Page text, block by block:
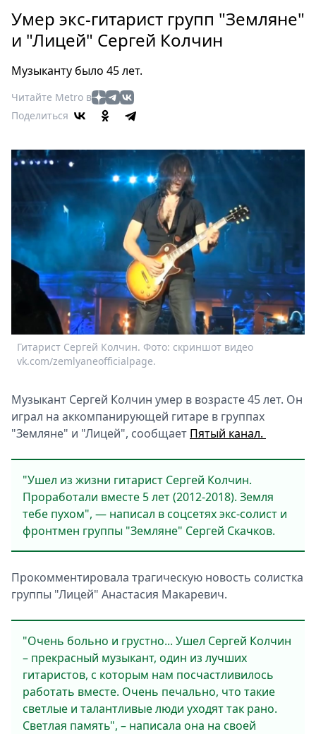
Россия
Мир
Еда
Туризм
Мода
Кино
Афиша
Книги
Выставки
Пресс-
релизы
О
Metro
Стримы
Спецпроекты
Звезды
Выборы
Скачай
Metro
Умер экс-гитарист групп "Земляне"
и "Лицей" Сергей Колчин
Музыканту было 45 лет.
Читайте Metro в
Поделиться
Гитарист Сергей Колчин. Фото: скриншот видео
vk.com/zemlyaneofficialpage.
Музыкант Сергей Колчин умер в возрасте 45 лет. Он
играл на аккомпанирующей гитаре в группах
"Земляне" и "Лицей", сообщает Пятый канал.
"Ушел из жизни гитарист Сергей Колчин.
Проработали вместе 5 лет (2012-2018). Земля
тебе пухом", — написал в соцсетях экс-солист и
фронтмен группы "Земляне" Сергей Скачков.
Прокомментировала трагическую новость солистка
группы "Лицей" Анастасия Макаревич.
"Очень больно и грустно... Ушел Сергей Колчин
– прекрасный музыкант, один из лучших
гитаристов, с которым нам посчастливилось
работать вместе. Очень печально, что такие
светлые и талантливые люди уходят так рано.
Светлая память", – написала она на своей